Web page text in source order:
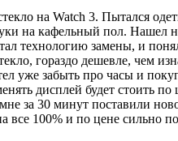
на Watch 3. Пытался
на кафельный пол. Нашел
технологию замены, и
гораздо дешевле, чем
уже забыть про часы и
дисплей будет стоить
за 30 минут поставили
все 100% и по цене сильно